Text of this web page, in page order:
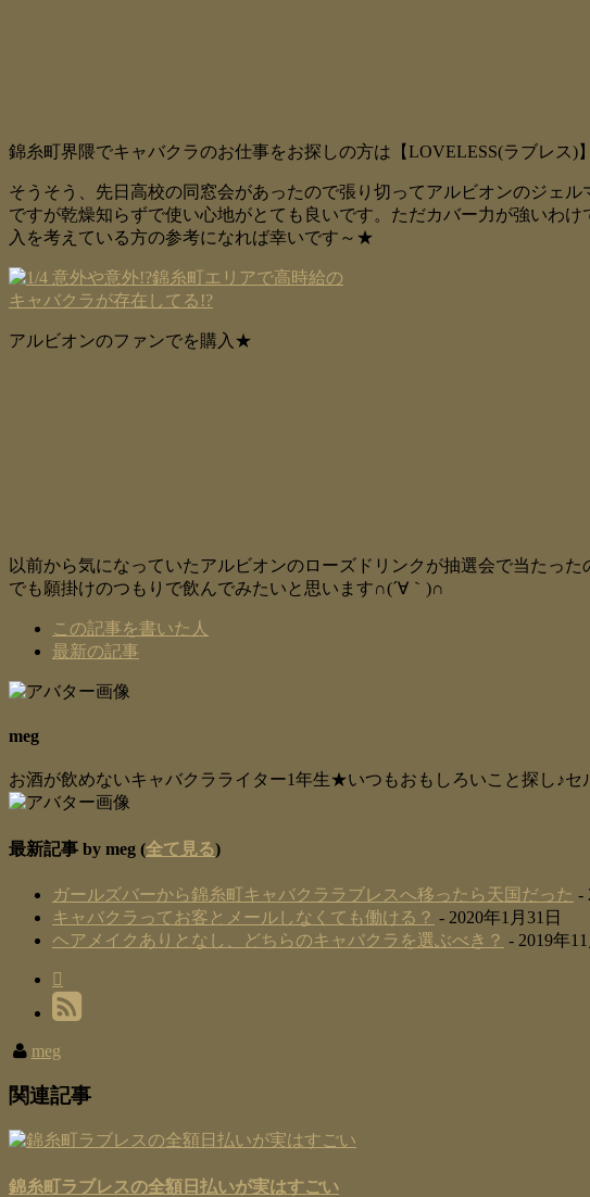
錦糸町界隈でキャバクラのお仕事をお探しの方は【LOVELESS(ラブレス
そうそう、先日高校の同窓会があったので張り切ってアルビオンのジェ
ですが乾燥知らずで使い心地がとても良いです。ただカバー力が強いわ
入を考えている方の参考になれば幸いです～★
アルビオンのファンでを購入★
以前から気になっていたアルビオンのローズドリンクが抽選会で当たっ
でも願掛けのつもりで飲んでみたいと思います∩(´∀｀)∩
following
tabs
change
below.
この記事を書いた人
最新の記事
meg
お酒が飲めないキャバクラライター1年生★いつもおもしろいこと探し♪
最新記事 by meg (全て見る)
ガールズバーから錦糸町キャバクララブレスへ移ったら天国だった -
キャバクラってお客とメールしなくても働ける？ - 2020年1月31日
ヘアメイクありとなし、どちらのキャバクラを選ぶべき？ - 2019年
meg
関連記事
錦糸町ラブレスの全額日払いが実はすごい